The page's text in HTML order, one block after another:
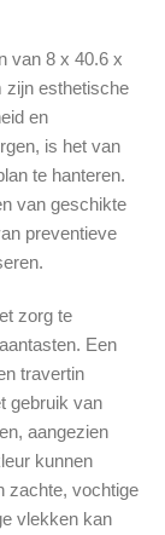
van 8 x 40.6 x
zijn esthetische
en
is het van
te hanteren.
van geschikte
preventieve
zorg te
Een
travertin
gebruik van
aangezien
kunnen
zachte, vochtige
vlekken kan